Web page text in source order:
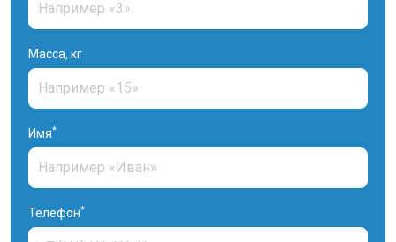
Масса, кг
Имя*
Телефон*